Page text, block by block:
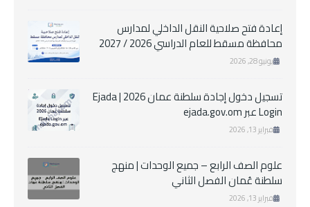
إعادة فتح صلاحية النقل الداخلي لمدارس
محافظة مسقط للعام الدراسي 2026 / 2027
يونيو 28, 2026
تسجيل دخول إجادة سلطنة عمان 2026 | Ejada
Login عبر ejada.gov.om
فبراير 13, 2026
علوم الصف الرابع – جميع الوحدات | منهج
سلطنة عُمان الفصل الثاني
فبراير 13, 2026